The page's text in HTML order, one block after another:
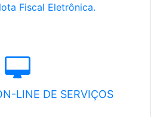
Fiscal Eletrônica.
LINE DE SERVIÇOS